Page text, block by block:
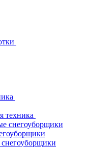
техника
снегоуборщики